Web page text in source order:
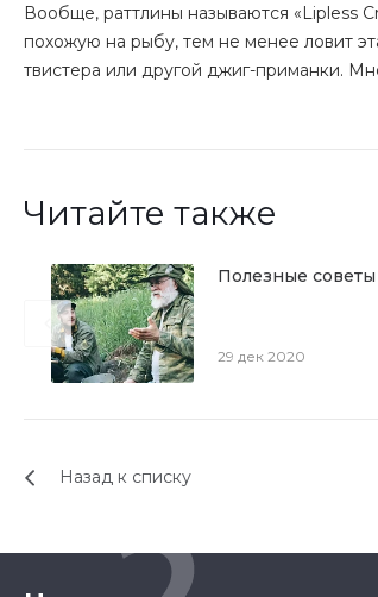
Вообще, раттлины называются «Lipless
похожую на рыбу, тем не менее ловит
твистера или другой джиг-приманки.
Читайте также
Полезные
29 дек 2020
Назад к списку